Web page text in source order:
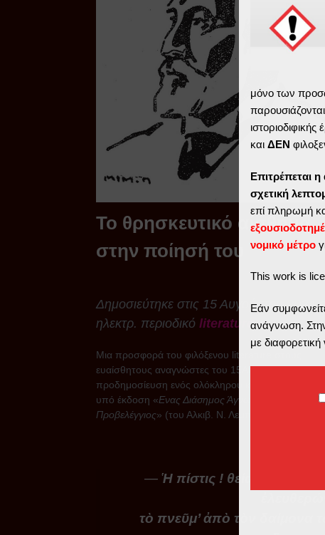
Το θρησκευτικό αίσθημα
στην ποίησή του
Δημοσιεύτηκε στις 15 Αυγούστου 2024
ηλεκτρ. περιοδικό literature
Μια προσφορά του φιλόξενου literature στους
ευαίσθητους αναγνώστες του 15Αύγουστου:
προδημοσίευση ενός ολόκληρου κεφαλαίου από το
υπό έκδοση «Ενας Διάσημος Άγνωστος,
Προβελέγγιος» (του Αλκιβ. Ν. Λεμπέση).
Ἡ πίστις ! θεία δύναμις,
τὸ πνεῦμ’ ἀπὸ τὸν δαίμονα
μόνο των
και ΔΕΝ
Επιτρέπεται
σχετική
επί πληρωμή
νομικό μέτρο
This work is
Εάν
ανάγνωση. Στην
με